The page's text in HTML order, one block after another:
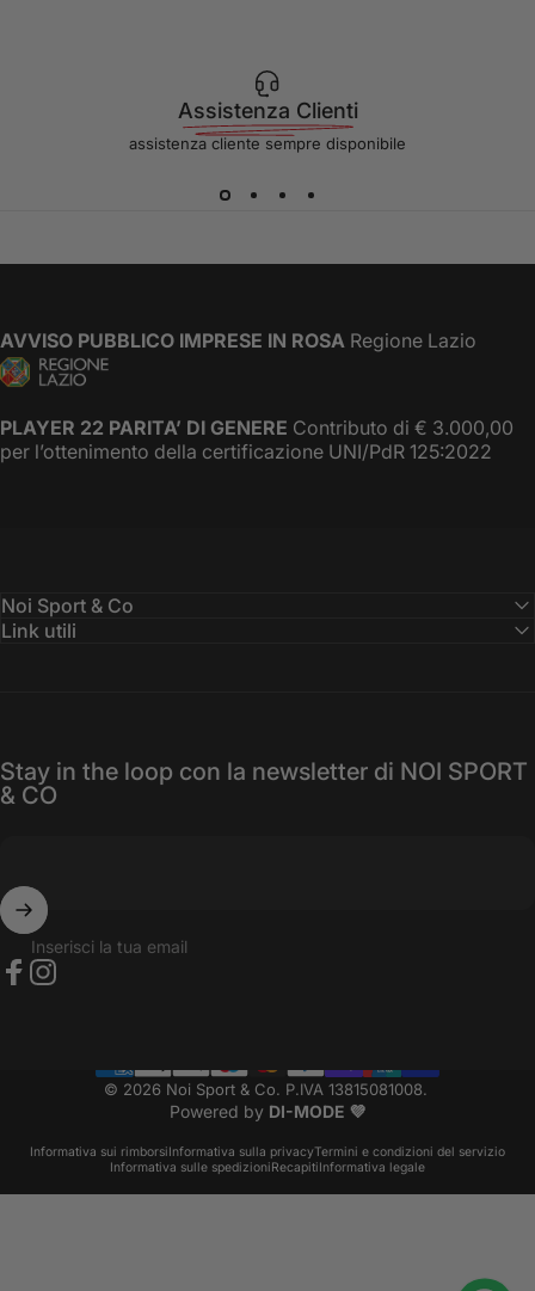
Assistenza Clienti
assistenza cliente sempre disponibile
AVVISO PUBBLICO IMPRESE IN ROSA Regione Lazio
PLAYER 22 PARITA’ DI GENERE Contributo di € 3.000,00
per l’ottenimento della certificazione UNI/PdR 125:2022
Noi Sport & Co
Link utili
Stay in the loop con la newsletter di NOI SPORT
& CO
Inserisci la tua email
© 2026 Noi Sport & Co. P.IVA 13815081008.
Powered by DI-MODE 💜
Informativa sui rimborsiInformativa sulla privacyTermini e condizioni del servizio
Informativa sulle spedizioniRecapitiInformativa legale